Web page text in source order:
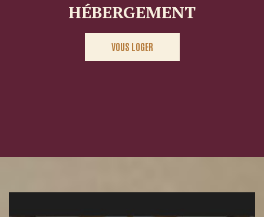
HÉBERGEMENT
VOUS LOGER